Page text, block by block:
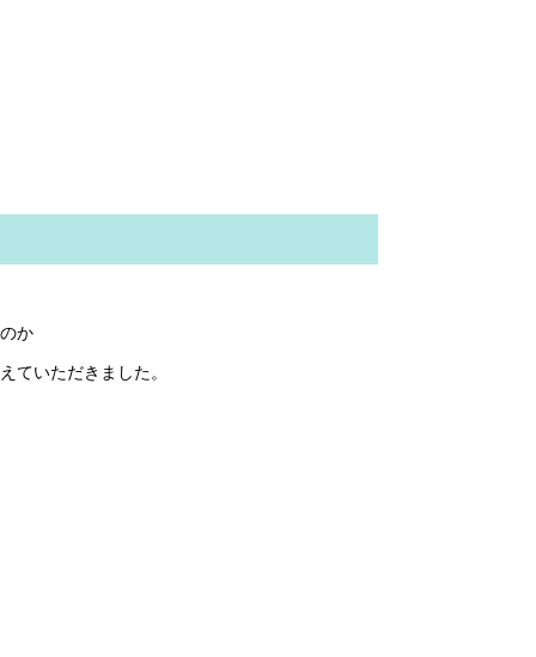
か
ていただきました。